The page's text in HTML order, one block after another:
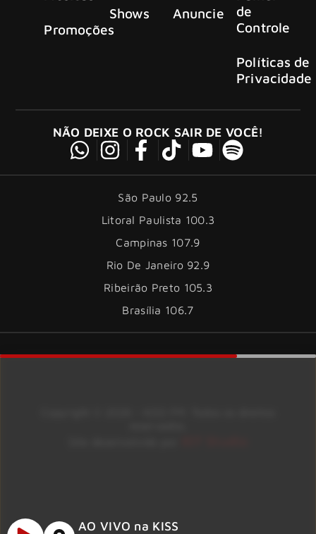
Promoções
Shows Anuncie
de
Controle
Políticas de
Privacidade
NÃO DEIXE O ROCK SAIR DE VOCÊ!
São Paulo 92.5
Litoral Paulista 100.3
Campinas 107.9
Rio De Janeiro 92.9
Ribeirão Preto 105.3
Brasília 106.7
AO VIVO na KISS